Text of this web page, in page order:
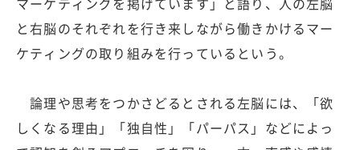
と右脳のそれぞれを行き来しながら働きかけるマー
ケティングの取り組みを行っているという。
論理や思考をつかさどるとされる左脳には、「欲
しくなる理由」「独自性」「パーパス」などによっ